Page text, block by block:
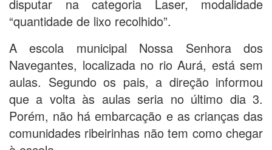
disputar na categoria Laser, modalidade
“quantidade de lixo recolhido”.
A escola municipal Nossa Senhora dos
Navegantes, localizada no rio Aurá, está sem
aulas. Segundo os pais, a direção informou
que a volta às aulas seria no último dia 3.
Porém, não há embarcação e as crianças das
comunidades ribeirinhas não tem como chegar